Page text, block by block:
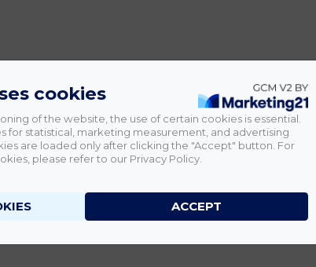
cookies
of the website, the use of certain cookies is essential.
for statistical, marketing measurement, and advertising
are loaded only after clicking the "Accept" button. For
please refer to our Privacy Policy.
ACCEPT